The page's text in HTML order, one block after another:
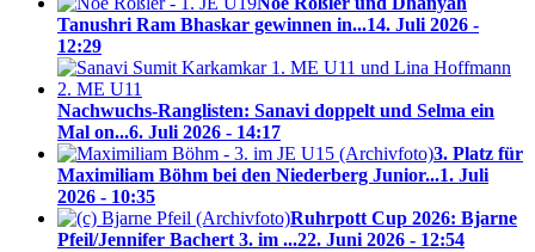
Tanushri Ram Bhaskar gewinnen in...14. Juli 2026 -
12:29
Nachwuchs-Ranglisten: Sanavi doppelt und Selma ein
Mal on...6. Juli 2026 - 14:17
3. Platz für
Maximiliam Böhm bei den Niederberg Junior...1. Juli
2026 - 10:35
Ruhrpott Cup 2026: Bjarne
Pfeil/Jennifer Bachert 3. im ...22. Juni 2026 - 12:54